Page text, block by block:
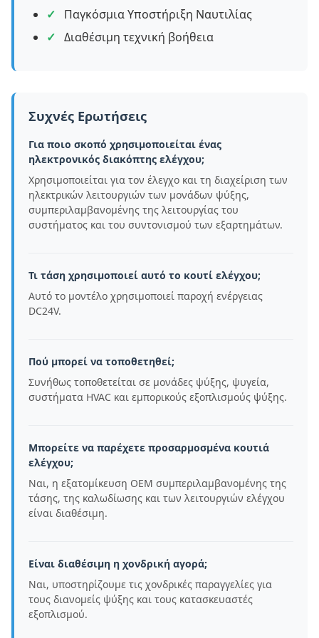
Παγκόσμια Υποστήριξη Ναυτιλίας
Διαθέσιμη τεχνική βοήθεια
Συχνές Ερωτήσεις
Για ποιο σκοπό χρησιμοποιείται ένας
ηλεκτρονικός διακόπτης ελέγχου;
Χρησιμοποιείται για τον έλεγχο και τη διαχείριση των
ηλεκτρικών λειτουργιών των μονάδων ψύξης,
συμπεριλαμβανομένης της λειτουργίας του
συστήματος και του συντονισμού των εξαρτημάτων.
Τι τάση χρησιμοποιεί αυτό το κουτί ελέγχου;
Αυτό το μοντέλο χρησιμοποιεί παροχή ενέργειας
DC24V.
Πού μπορεί να τοποθετηθεί;
Συνήθως τοποθετείται σε μονάδες ψύξης, ψυγεία,
συστήματα HVAC και εμπορικούς εξοπλισμούς ψύξης.
Μπορείτε να παρέχετε προσαρμοσμένα κουτιά
ελέγχου;
Ναι, η εξατομίκευση OEM συμπεριλαμβανομένης της
τάσης, της καλωδίωσης και των λειτουργιών ελέγχου
είναι διαθέσιμη.
Είναι διαθέσιμη η χονδρική αγορά;
Ναι, υποστηρίζουμε τις χονδρικές παραγγελίες για
τους διανομείς ψύξης και τους κατασκευαστές
εξοπλισμού.